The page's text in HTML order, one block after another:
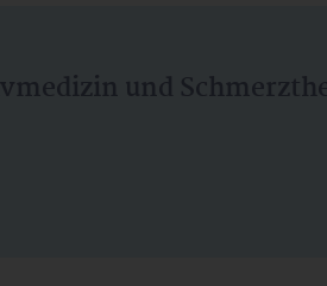
und